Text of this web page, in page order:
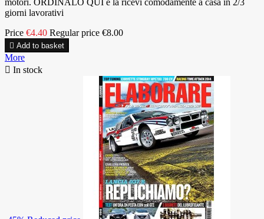
motori. ORDINALO QUI e la ricevi comodamente a casa in 2/3
giorni lavorativi
Price €4.40 Regular price €8.00
 Add to basket
More
 In stock